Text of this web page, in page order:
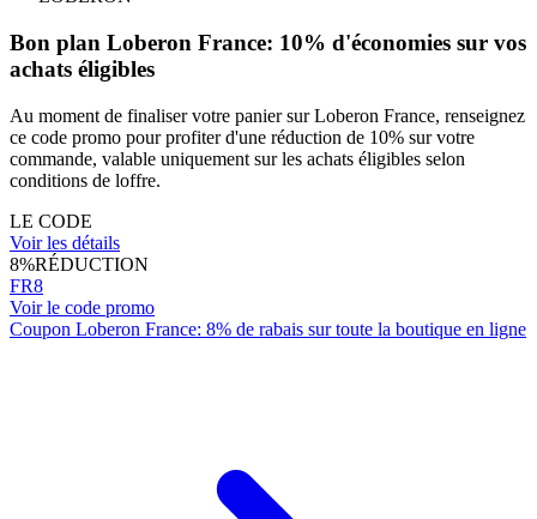
Bon plan Loberon France: 10% d'économies sur vos
achats éligibles
Au moment de finaliser votre panier sur Loberon France, renseignez
ce code promo pour profiter d'une réduction de 10% sur votre
commande, valable uniquement sur les achats éligibles selon
conditions de loffre.
LE CODE
Voir les détails
8%RÉDUCTION
FR8
Voir le code promo
Coupon Loberon France: 8% de rabais sur toute la boutique en ligne